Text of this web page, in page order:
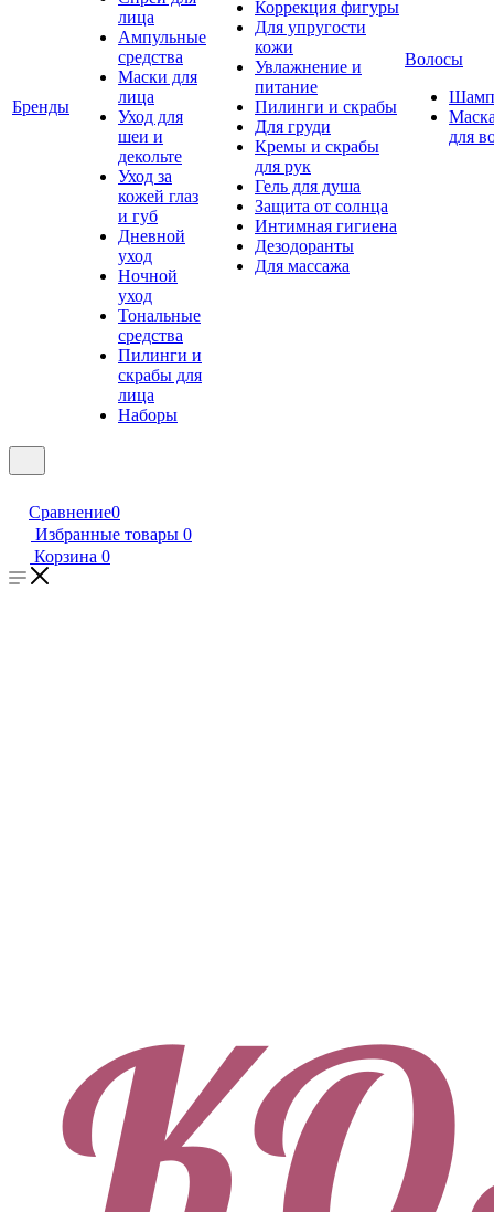
Бренды
лица
Ампульные
средства
Маски для
лица
Уход для
шеи и
декольте
Уход за
кожей глаз
и губ
Дневной
уход
Ночной
уход
Тональные
средства
Пилинги и
скрабы для
лица
Наборы
Коррекция фигуры
Для упругости
кожи
Увлажнение и
питание
Пилинги и скрабы
Для груди
Кремы и скрабы
для рук
Гель для душа
Защита от солнца
Интимная гигиена
Дезодоранты
Для массажа
Волосы
для
Сравнение0
Избранные товары 0
Корзина 0